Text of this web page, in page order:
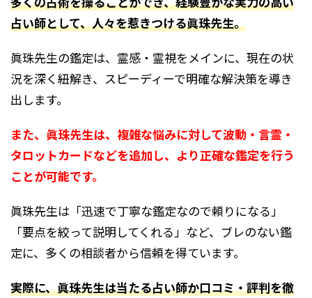
占い師として、人々を惹きつける眞珠先生。
眞珠先生の鑑定は、霊感・霊視をメインに、現在の状
況を深く紐解き、スピーディーで明確な解決策を導き
出します。
また、眞珠先生は、複雑な悩みに対して波動・言霊・
タロットカードなどを追加し、より正確な鑑定を行う
ことが可能です。
眞珠先生は「迅速で丁寧な鑑定なので頼りになる」
「要点を絞って説明してくれる」など、ブレのない鑑
定に、多くの相談者から信頼を得ています。
実際に、眞珠先生は当たる占い師か口コミ・評判を徹